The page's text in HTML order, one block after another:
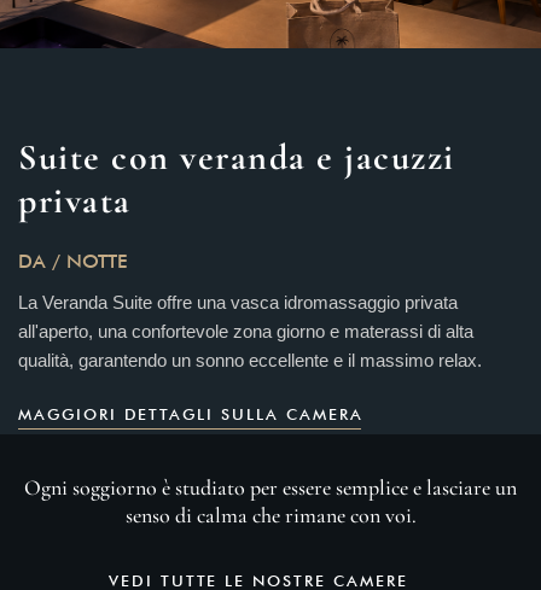
Suite con veranda e jacuzzi
privata
DA / NOTTE
La Veranda Suite offre una vasca idromassaggio privata
all'aperto, una confortevole zona giorno e materassi di alta
qualità, garantendo un sonno eccellente e il massimo relax.
MAGGIORI DETTAGLI SULLA CAMERA
Ogni soggiorno è studiato per essere semplice e lasciare un
senso di calma che rimane con voi.
VEDI TUTTE LE NOSTRE CAMERE